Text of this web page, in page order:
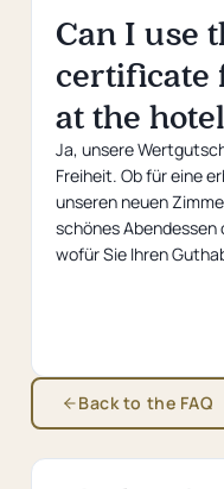
Can I use
certificate
at the
Ja, unsere
Freiheit. Ob für eine
unseren neuen
schönes Abendessen
wofür Sie Ihren
Back to the FAQ